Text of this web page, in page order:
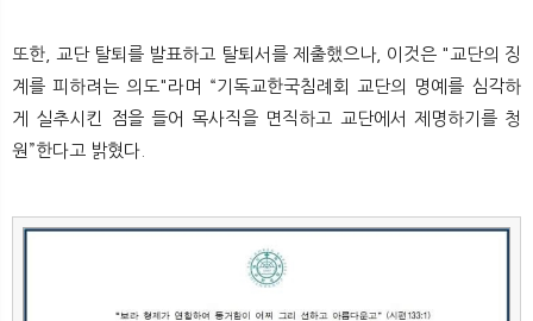
또한, 교단 탈퇴를 발표하고 탈퇴서를 제출했으나, 이것은 "교단의 징
계를 피하려는 의도"라며 “기독교한국침례회 교단의 명예를 심각하
게 실추시킨 점을 들어 목사직을 면직하고 교단에서 제명하기를 청
원”한다고 밝혔다.​